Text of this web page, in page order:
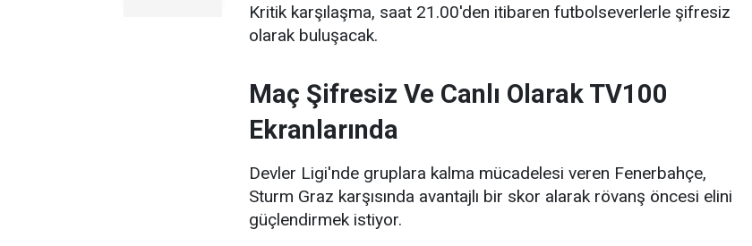
Kritik karşılaşma, saat 21.00'den itibaren futbolseverlerle şifresiz
olarak buluşacak.
Maç Şifresiz Ve Canlı Olarak TV100
Ekranlarında
Devler Ligi'nde gruplara kalma mücadelesi veren Fenerbahçe,
Sturm Graz karşısında avantajlı bir skor alarak rövanş öncesi elini
güçlendirmek istiyor.